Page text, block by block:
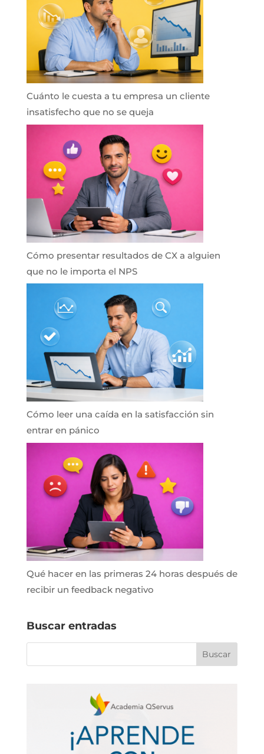
Cuánto le cuesta a tu empresa un cliente
insatisfecho que no se queja
Cómo presentar resultados de CX a alguien
que no le importa el NPS
Cómo leer una caída en la satisfacción sin
entrar en pánico
Qué hacer en las primeras 24 horas después de
recibir un feedback negativo
Buscar entradas